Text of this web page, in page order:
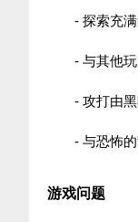
- 探索充
- 与其他
- 攻打由
- 与恐怖
游戏问题